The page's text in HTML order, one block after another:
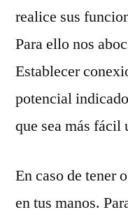
realice sus
Para ello nos
Establecer
potencial
que sea más
En caso de tener
en tus manos.